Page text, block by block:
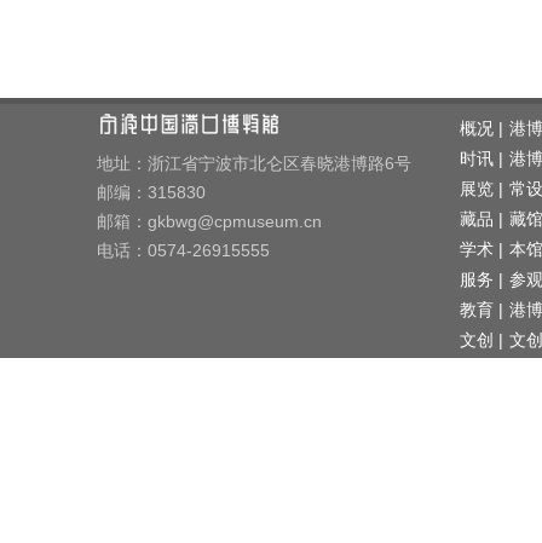
地址：浙江省宁波市北仑区春晓港博路6号
邮编：315830
邮箱：gkbwg@cpmuseum.cn
电话：0574-26915555
概况 | 港
时讯 | 港
展览 | 常
藏品 | 藏
学术 | 本
服务 | 参
教育 | 港
文创 | 文创